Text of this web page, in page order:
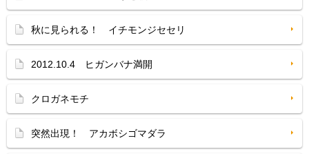
秋に見られる！ イチモンジセセリ
2012.10.4 ヒガンバナ満開
クロガネモチ
突然出現！ アカボシゴマダラ